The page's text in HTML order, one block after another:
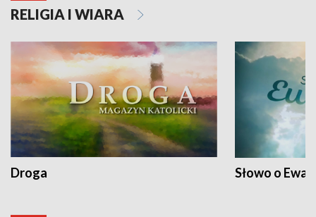
RELIGIA I WIARA
Droga Słowo o